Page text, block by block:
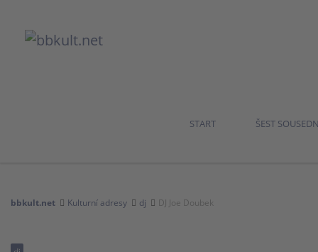
START ŠEST
bbkult.net Kulturní adresy dj DJ Joe Doubek